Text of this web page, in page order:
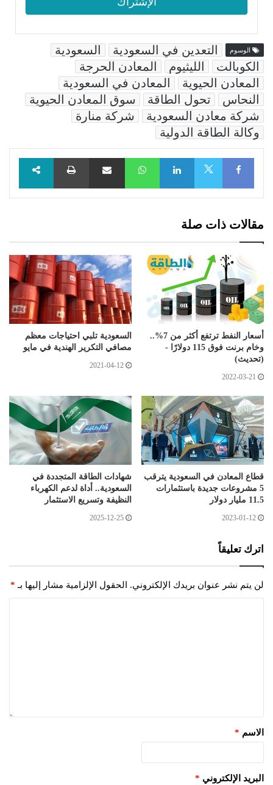
الوسوم التعدين في السعودية
السعودية
الكوبالت
الليثيوم
المعادن الحرجة
المعادن الحيوية
المعادن في السعودية
النحاس
تحول الطاقة
سوق المعادن الحيوية
شركة معادن السعودية
شركة منارة
وكالة الطاقة الدولية
Facebook
LinkedIn
WhatsAppمشاركة عبر البريد طباعة
مقالات ذات صلة
أسعار النفط ترتفع أكثر من 7%..
وخام برنت فوق 115 دولارًا -
(تحديث)
2022-03-21
السعودية تلبي احتياجات معظم
مصافي التكرير الهندية في مايو
2021-04-12
قطاع المعادن في السعودية يترقب
5 مشروعات جديدة باستثمارات
11.5 مليار دولار
2023-01-12
شهادات الطاقة المتجددة في
السعودية.. أداة لدعم الكهرباء
النظيفة وتسريع الاستثمار
2025-12-25
اترك تعليقاً
لن يتم نشر عنوان بريدك الإلكتروني. الحقول الإلزامية مشار إليها بـ *
الاسم *
البريد الإلكتروني *